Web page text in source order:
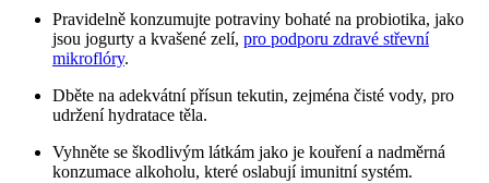
Pravidelně konzumujte potraviny bohaté na probiotika, jako
jsou jogurty a kvašené zelí, pro podporu zdravé střevní
mikroflóry.
Dběte na adekvátní přísun tekutin, zejména čisté vody, pro
udržení hydratace těla.
Vyhněte se škodlivým látkám jako je kouření a nadměrná
konzumace alkoholu, které oslabují imunitní systém.